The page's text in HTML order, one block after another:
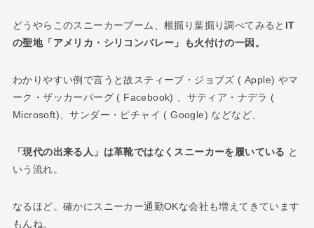
どうやらこのスニーカーブーム、根掘り葉掘り調べてみると IT
の聖地「アメリカ・シリコンバレー」も火付けの一因。
わかりやすい例で言うと故スティーブ・ジョブズ ( Apple) やマ
ーク・ザッカーバーグ ( Facebook) 、サティア・ナデラ (
Microsoft)、サンダー・ピチャイ ( Google) などなど、
「現代の出来る人」は革靴ではなくスニーカーを履いている と
いう流れ。
なるほど。確かにスニーカー通勤OKな会社も増えてきています
もんね。